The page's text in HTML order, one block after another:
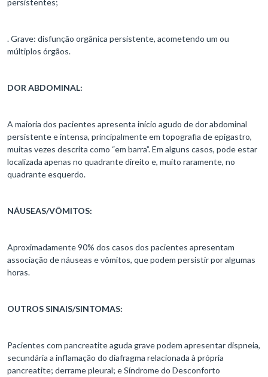
persistentes;
. Grave: disfunção orgânica persistente, acometendo um ou
múltiplos órgãos.
DOR ABDOMINAL:
A maioria dos pacientes apresenta início agudo de dor abdominal
persistente e intensa, principalmente em topografia de epigastro,
muitas vezes descrita como “em barra”. Em alguns casos, pode estar
localizada apenas no quadrante direito e, muito raramente, no
quadrante esquerdo.
NÁUSEAS/VÔMITOS:
Aproximadamente 90% dos casos dos pacientes apresentam
associação de náuseas e vômitos, que podem persistir por algumas
horas.
OUTROS SINAIS/SINTOMAS:
Pacientes com pancreatite aguda grave podem apresentar dispneia,
secundária a inflamação do diafragma relacionada à própria
pancreatite; derrame pleural; e Síndrome do Desconforto